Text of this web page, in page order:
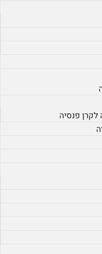
לקרן פנסיה